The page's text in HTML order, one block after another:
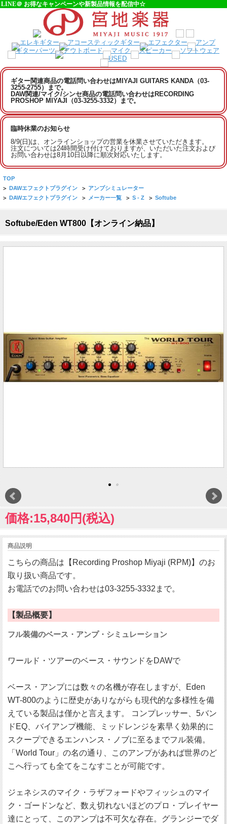
LINE＠ お得なキャンペーンや新製品情報を配信中☆
ギター関連商品の電話問い合わせはMIYAJI GUITARS KANDA（03-
3255-2755）まで。
DAW関連/マイク/シンセ商品の電話問い合わせはRECORDING
PROSHOP MIYAJI（03-3255-3332）まで。
臨時休業のお知らせ
8/9(日)は、オンラインショップの営業を休業させていただきます。
注文については24時間受け付けておりますが、いただいた注文および
お問い合わせは8月10日以降に順次対応いたします。
TOP
> DAWエフェクトプラグイン > アンプシミュレーター
> DAWエフェクトプラグイン > メーカー一覧 > S - Z > Softube
Softube/Eden WT800【オンライン納品】
価格:15,840円(税込)
商品説明
こちらの商品は【Recording Proshop Miyaji (RPM)】のお
取り扱い商品です。
お電話でのお問い合わせは03-3255-3332まで。
【製品概要】
フル装備のベース・アンプ・シミュレーション
ワールド・ツアーのベース・サウンドをDAWで
ベース・アンプには数々の名機が存在しますが、Eden
WT-800のように歴史がありながらも現代的な多様性を備
えている製品は僅かと言えます。 コンプレッサー、5バン
ドEQ、バイアンプ機能、ミッドレンジを素早く効果的に
スクープできるエンハンス・ノブに至るまでフル装備。
「World Tour」の名の通り、このアンプがあれば世界のど
こへ行っても全てをこなすことが可能です。
ジェネシスのマイク・ラザフォードやフィッシュのマイ
ク・ゴードンなど、数え切れないほどのプロ・プレイヤー
達にとって、このアンプは不可欠な存在。グランジーでダ